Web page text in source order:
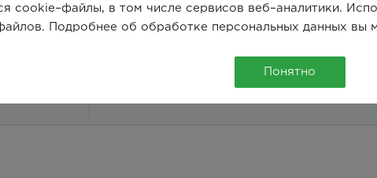
cookie–файлы, в том числе сервисов веб–аналитики.
Подробнее об обработке персональных данных вы
Понятно